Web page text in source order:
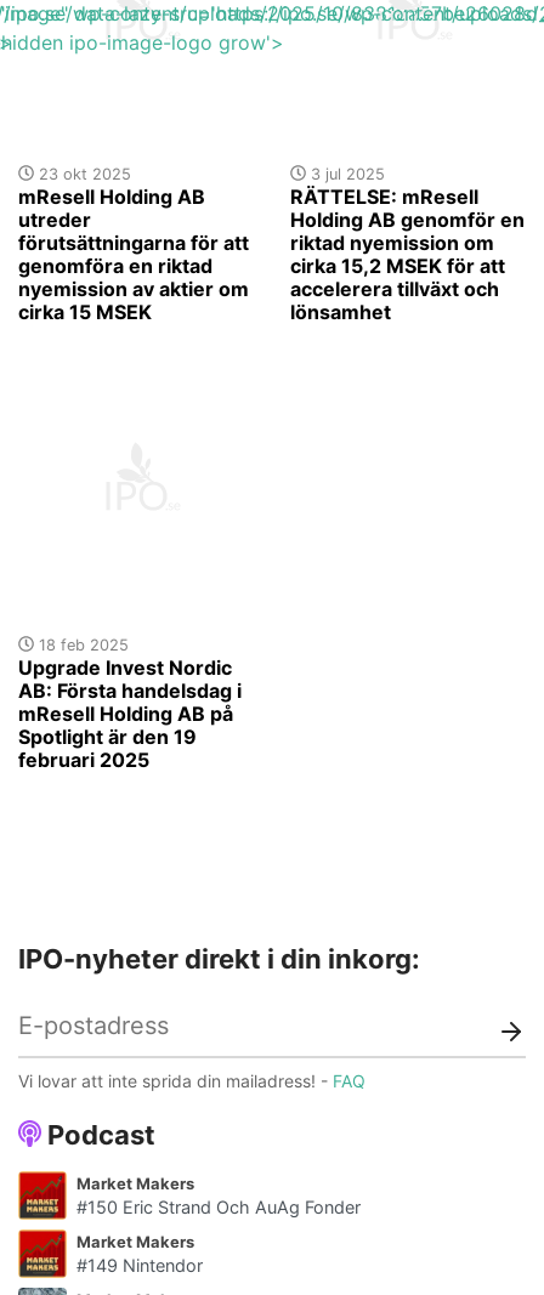
wp-content/uploads/2025/10/
23 okt 2025
mResell Holding AB
utreder
förutsättningarna för att
genomföra en riktad
nyemission av aktier om
cirka 15 MSEK
data-lazy-src='https://ipo.se/wp-content/
ipo-image-logo grow'>
3 jul 2025
RÄTTELSE: mResell
Holding AB genomför en
riktad nyemission om
cirka 15,2 MSEK för att
accelerera tillväxt och
lönsamhet
18 feb 2025
Upgrade Invest Nordic
AB: Första handelsdag i
mResell Holding AB på
Spotlight är den 19
februari 2025
Podcast
Market Makers
#150 Eric Strand Och AuAg Fonder
Market Makers
#149 Nintendor
IPO-nyheter direkt i din inkorg:
Vi lovar att inte sprida din mailadress! - FAQ